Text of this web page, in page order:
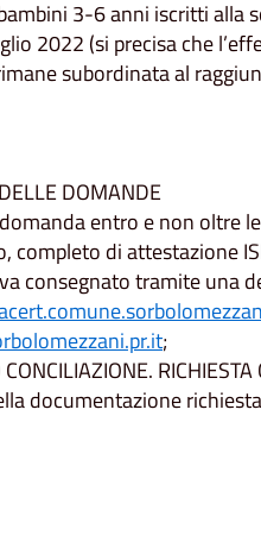
3-6 anni iscritti alla
2022 (si precisa che
subordinata al
DOMANDE
entro e non oltre
di attestazione
consegnato tramite una
;
RICHIESTA
documentazione